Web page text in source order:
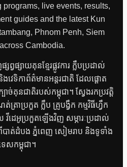
live events, results,
guides and the latest Kun
Phnom Penh, Siem
Cambodia.
វផ្សាយគុនខ្មែរផ្លូវការ ក្លឹបប្រដាល់
វេទិកាព័ត៌មានអន្តរជាតិ ដែលផ្តោត
ច់គុនជាតិរបស់កម្ពុជា។ ស្វែងរកប្រវត្តិ
រាប្រកួត ក្លឹប គ្រូបង្វឹក កម្មវិធីហ្វឹក
វីដេអូប្រកួតឡើងវិញ សម្ភារៈប្រដាល់
ាត់ដំបង ភ្នំពេញ សៀមរាប និងទូទាំង
េសកម្ពុជា។